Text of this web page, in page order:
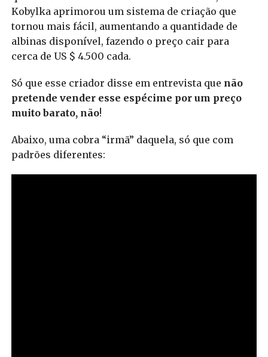
Kobylka aprimorou um sistema de criação que
tornou mais fácil, aumentando a quantidade de
albinas disponível, fazendo o preço cair para
cerca de US $ 4.500 cada.
Só que esse criador disse em entrevista que não
pretende vender esse espécime por um preço
muito barato, não!
Abaixo, uma cobra “irmã” daquela, só que com
padrões diferentes: